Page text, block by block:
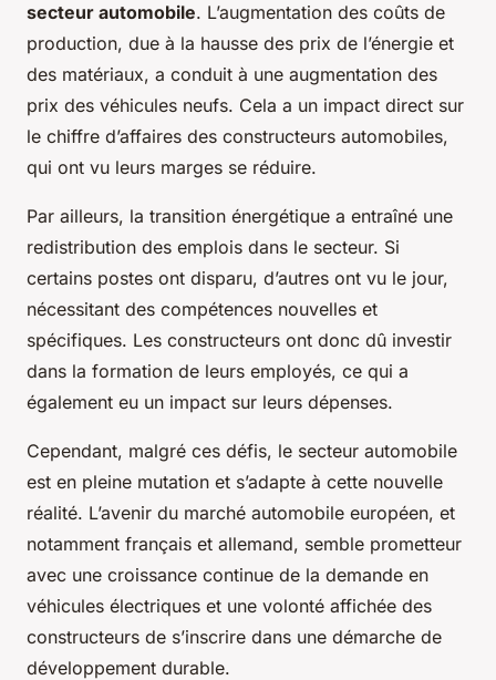
secteur automobile. L’augmentation des coûts de
production, due à la hausse des prix de l’énergie et
des matériaux, a conduit à une augmentation des
prix des véhicules neufs. Cela a un impact direct sur
le chiffre d’affaires des constructeurs automobiles,
qui ont vu leurs marges se réduire.
Par ailleurs, la transition énergétique a entraîné une
redistribution des emplois dans le secteur. Si
certains postes ont disparu, d’autres ont vu le jour,
nécessitant des compétences nouvelles et
spécifiques. Les constructeurs ont donc dû investir
dans la formation de leurs employés, ce qui a
également eu un impact sur leurs dépenses.
Cependant, malgré ces défis, le secteur automobile
est en pleine mutation et s’adapte à cette nouvelle
réalité. L’avenir du marché automobile européen, et
notamment français et allemand, semble prometteur
avec une croissance continue de la demande en
véhicules électriques et une volonté affichée des
constructeurs de s’inscrire dans une démarche de
développement durable.